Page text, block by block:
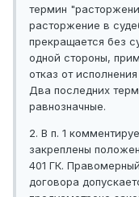
термин
расторжение в
прекращается без
одной стороны,
отказ от
Два последних
равнозначные.
2. В п. 1
закреплены
401 ГК.
договора